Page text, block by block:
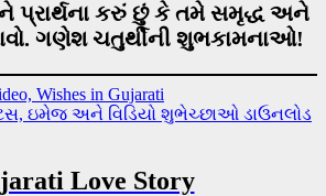
પ્રાર્થના કરું છું કે તમે સમૃદ્ધ અને
ગણેશ ચતુર્થીની શુભકામનાઓ!
Wishes in Gujarati
ઇમેજ અને વિડિયો શુભેચ્છાઓ ડાઉનલોડ
Love Story